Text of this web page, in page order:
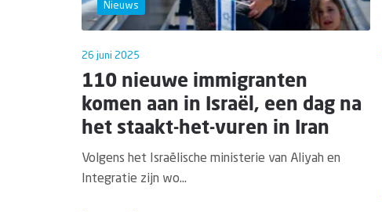
Nieuws
26 juni 2025
110 nieuwe immigranten
komen aan in Israël, een dag na
het staakt-het-vuren in Iran
Volgens het Israëlische ministerie van Aliyah en
Integratie zijn wo...